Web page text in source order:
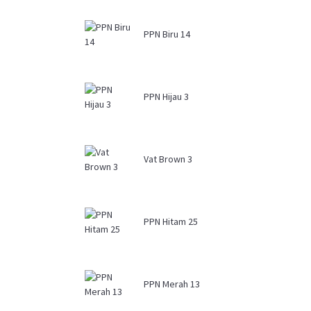
PPN Biru 14
PPN Hijau 3
Vat Brown 3
PPN Hitam 25
PPN Merah 13